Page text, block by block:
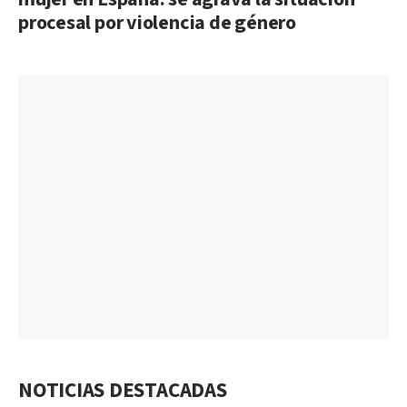
procesal por violencia de género
NOTICIAS DESTACADAS